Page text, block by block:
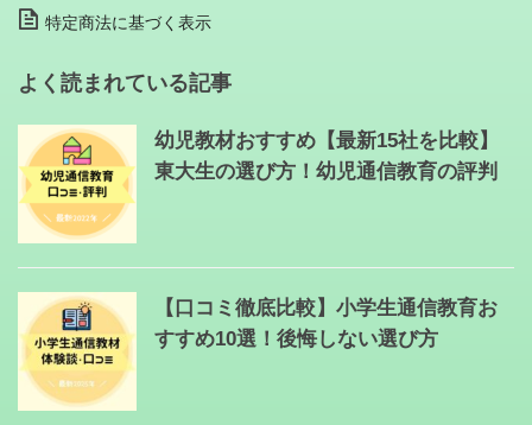
特定商法に基づく表示
よく読まれている記事
幼児教材おすすめ【最新15社を比較】
東大生の選び方！幼児通信教育の評判
【口コミ徹底比較】小学生通信教育お
すすめ10選！後悔しない選び方